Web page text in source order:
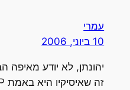
עמרי
10 ביוני, 2006
יהונתן, לא יודע מאיפה
זה שאיסיקיו היא באמת P2P.